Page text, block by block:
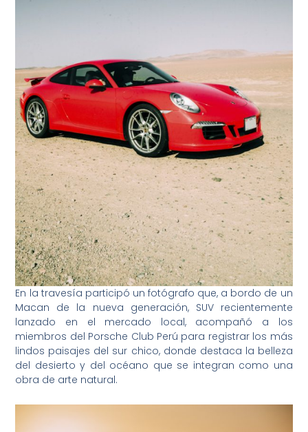
En la travesía participó un fotógrafo que, a bordo de un
Macan de la nueva generación, SUV recientemente
lanzado en el mercado local, acompañó a los
miembros del Porsche Club Perú para registrar los más
lindos paisajes del sur chico, donde destaca la belleza
del desierto y del océano que se integran como una
obra de arte natural.